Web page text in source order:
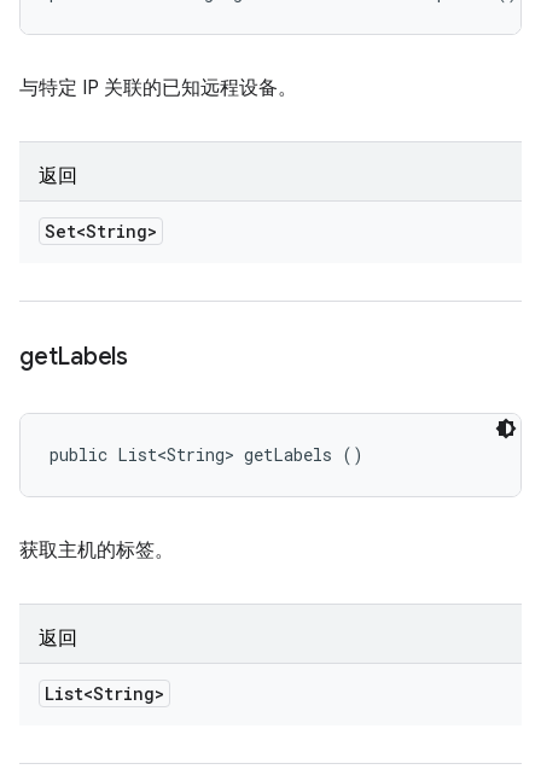
与特定 IP 关联的已知远程设备。
返回
Set<String>
getLabels
public List<String> getLabels ()
获取主机的标签。
返回
List<String>